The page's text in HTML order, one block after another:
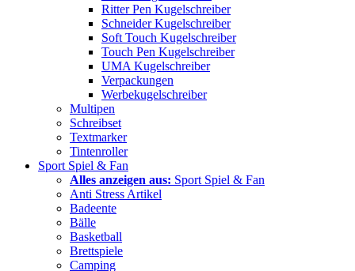
Ritter Pen Kugelschreiber
Schneider Kugelschreiber
Soft Touch Kugelschreiber
Touch Pen Kugelschreiber
UMA Kugelschreiber
Verpackungen
Werbekugelschreiber
Multipen
Schreibset
Textmarker
Tintenroller
Sport Spiel & Fan
Alles anzeigen aus: Sport Spiel & Fan
Anti Stress Artikel
Badeente
Bälle
Basketball
Brettspiele
Camping